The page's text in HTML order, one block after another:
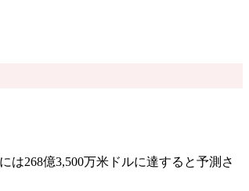
は268億3,500万米ドルに達すると予測さ